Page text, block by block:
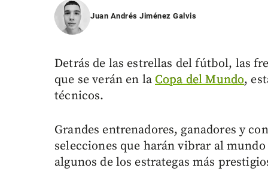
Juan Andrés Jiménez Galvis
Detrás de las estrellas del fútbol, las
que se verán en laCopa del Mundo,
técnicos.
Grandes entrenadores, ganadores y
selecciones que harán vibrar al
algunos de los estrategas más